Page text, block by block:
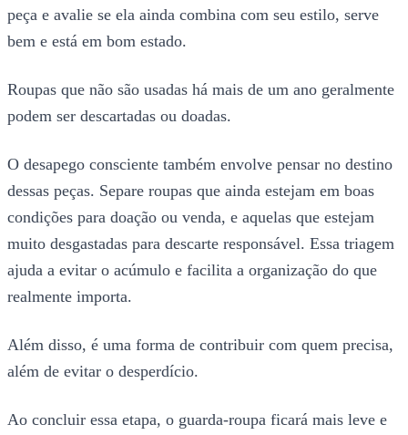
peça e avalie se ela ainda combina com seu estilo, serve
bem e está em bom estado.
Roupas que não são usadas há mais de um ano geralmente
podem ser descartadas ou doadas.
O desapego consciente também envolve pensar no destino
dessas peças. Separe roupas que ainda estejam em boas
condições para doação ou venda, e aquelas que estejam
muito desgastadas para descarte responsável. Essa triagem
ajuda a evitar o acúmulo e facilita a organização do que
realmente importa.
Além disso, é uma forma de contribuir com quem precisa,
além de evitar o desperdício.
Ao concluir essa etapa, o guarda-roupa ficará mais leve e